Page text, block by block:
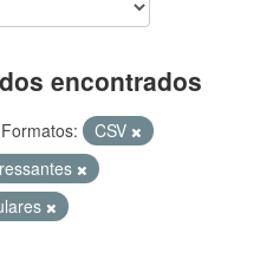
encontrados
Formatos:
CSV